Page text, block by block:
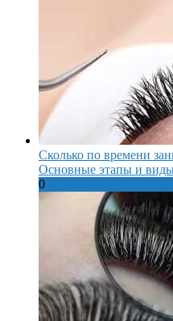
Сколько по времени
Основные этапы и
0